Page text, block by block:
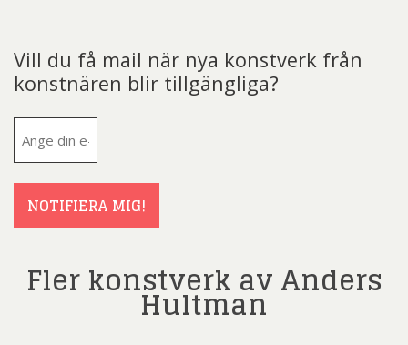
Vill du få mail när nya konstverk från
konstnären blir tillgängliga?
NOTIFIERA MIG!
Fler konstverk av Anders
Hultman